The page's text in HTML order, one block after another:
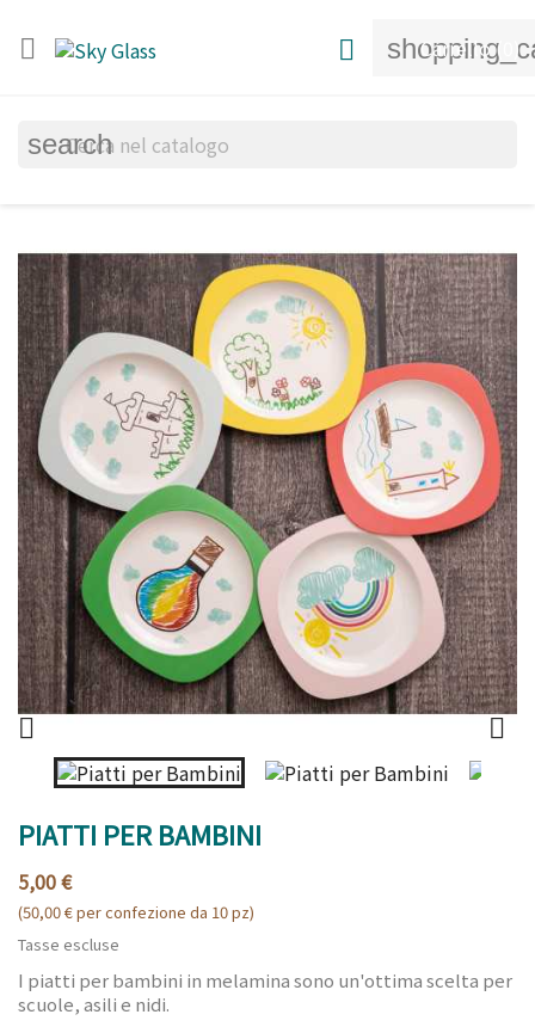
 Carrello(0)

search
 
PIATTI PER BAMBINI
5,00 €
(50,00 € per confezione da 10 pz)
Tasse escluse
I piatti per bambini in melamina sono un'ottima scelta per
scuole, asili e nidi.